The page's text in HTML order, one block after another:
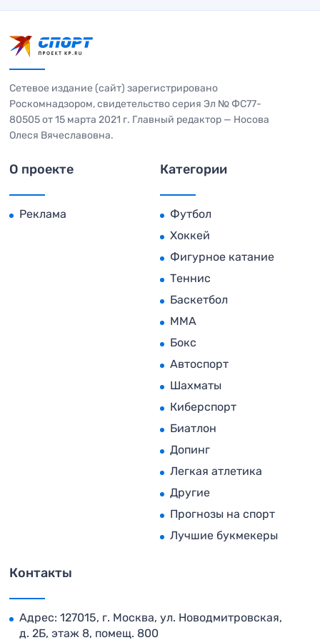
Сетевое издание (сайт) зарегистрировано
Роскомнадзором, свидетельство серия Эл № ФС77-
80505 от 15 марта 2021 г. Главный редактор — Носова
Олеся Вячеславовна.
О проекте
Реклама
Категории
Футбол
Хоккей
Фигурное катание
Теннис
Баскетбол
MMA
Бокс
Автоспорт
Шахматы
Киберспорт
Биатлон
Допинг
Легкая атлетика
Другие
Прогнозы на спорт
Лучшие букмекеры
Контакты
Адрес: 127015, г. Москва, ул. Новодмитровская,
д. 2Б, этаж 8, помещ. 800